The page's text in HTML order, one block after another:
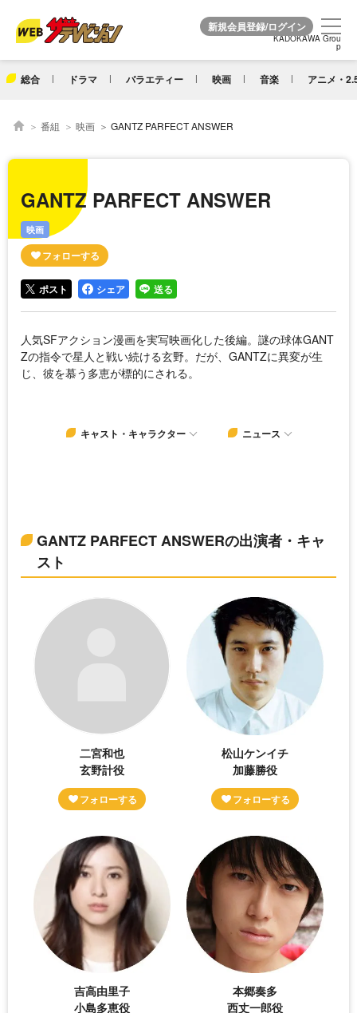
KADOKAWA Grou
p
総合 ドラマ バラエティー 映画 音楽 アニメ・
KADOKAWA Grou
p
番組 映画 GANTZ PARFECT ANSWER
GANTZ PARFECT ANSWER
映画
ポスト シェア 送る
人気SFアクション漫画を実写映画化した後編。謎の球体GANT
Zの指令で星人と戦い続ける玄野。だが、GANTZに異変が生
じ、彼を慕う多恵が標的にされる。
キャスト・キャラクター ニュース
GANTZ PARFECT ANSWERの出演者・キャ
スト
二宮和也
玄野計役
松山ケンイチ
加藤勝役
吉高由里子
小島多恵役
本郷奏多
西丈一郎役